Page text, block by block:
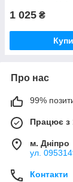
1 025 ₴
Про нас
99%
Працює з
м. Дніпро
ул.
Контакти